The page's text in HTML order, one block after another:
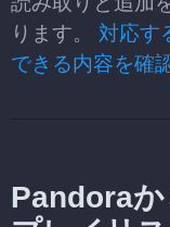
ります。 対応す
できる内容を確
Pandora